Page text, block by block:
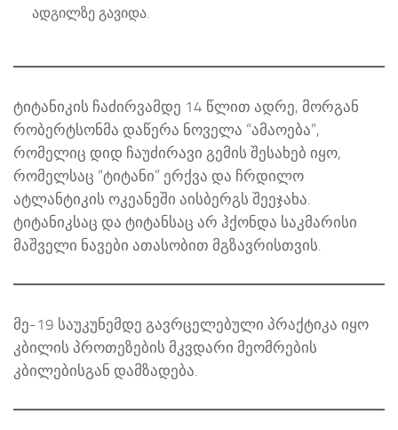
ადგილზე გავიდა.
ტიტანიკის ჩაძირვამდე 14 წლით ადრე, მორგან
რობერტსონმა დაწერა ნოველა “ამაოება”,
რომელიც დიდ ჩაუძირავი გემის შესახებ იყო,
რომელსაც “ტიტანი” ერქვა და ჩრდილო
ატლანტიკის ოკეანეში აისბერგს შეეჯახა.
ტიტანიკსაც და ტიტანსაც არ ჰქონდა საკმარისი
მაშველი ნავები ათასობით მგზავრისთვის.
მე-19 საუკუნემდე გავრცელებული პრაქტიკა იყო
კბილის პროთეზების მკვდარი მეომრების
კბილებისგან დამზადება.